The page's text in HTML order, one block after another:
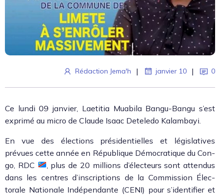
Rédaction Jema'h | janvier 10 | 0
Ce lun­di 09 jan­vi­er, Laeti­tia Mua­bi­la Ban­gu-Ban­gu s’est
exprimé au micro de Claude Isaac Detele­do Kalam­bayi.
En vue des élec­tions prési­den­tielles et lég­isla­tives
prévues cette année en République Démoc­ra­tique du Con­
go, RDC
, plus de 20 mil­lions d’électeurs sont atten­dus
dans les cen­tres d’inscriptions de la Com­mis­sion Élec­
torale Nationale Indépen­dante (CENI) pour s’i­den­ti­fi­er et